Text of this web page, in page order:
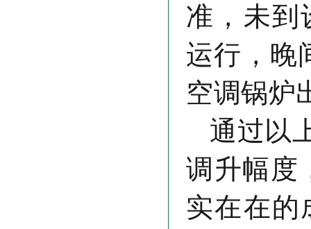
准，未到
运行，晚
空调锅炉
通过以
调升幅度
实在在的